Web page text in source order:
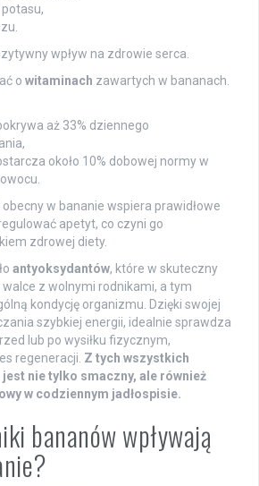
potasu,
wpływ na zdrowie serca.
o witaminach zawartych w bananach.
aż 33% dziennego
około 10% dobowej normy w
obecny w bananie wspiera prawidłowe
apetyt, co czyni go
zdrowej diety.
antyoksydantów, które w skuteczny
z wolnymi rodnikami, a tym
kondycję organizmu. Dzięki swojej
szybkiej energii, idealnie sprawdza
lub po wysiłku fizycznym,
regeneracji. Z tych wszystkich
nie tylko smaczny, ale również
w codziennym jadłospisie.
bananów wpływają